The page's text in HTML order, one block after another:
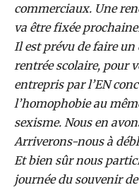
commerciaux. Une
va être fixée
Il est prévu de faire
rentrée scolaire, pour
entrepris par l’EN
l’homophobie au
sexisme. Nous en
Arriverons-nous à
Et bien sûr nous
journée du souvenir